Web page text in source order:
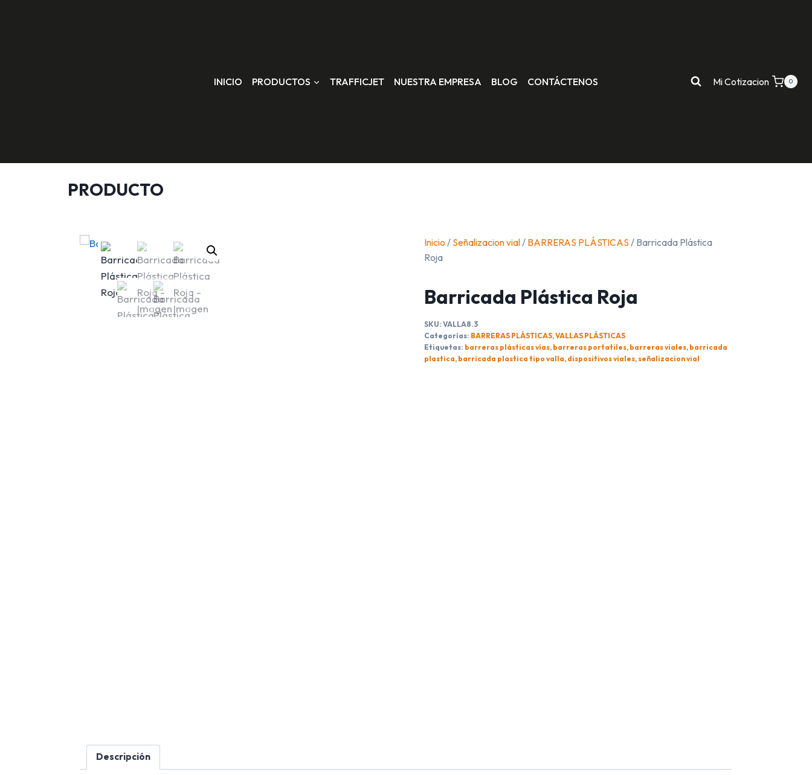
INICIO PRODUCTOS TRAFFICJET NUESTRA EMPRESA BLOG CONTÁCTENOS Mi Cotizacion 0
PRODUCTO
Inicio / Señalizacion vial/ BARRERAS PLÁSTICAS / Barricada Plástica
Roja
Barricada Plástica Roja
SKU: VALLA8.3
Categorías: BARRERAS PLÁSTICAS,VALLAS PLÁSTICAS
Etiquetas: barreras plásticas vías, barreras portatiles, barreras viales, barricada
plastica, barricada plastica tipo valla, dispositivos viales,señalizacion vial
Descripción